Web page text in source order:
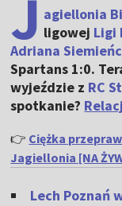
J agiellonia
ligowej Ligi
Adriana
Spartans 1:0.
wyjeździe z RC
spotkanie?
👉 Ciężka
Jagiellonia [NA
Lech Poznań